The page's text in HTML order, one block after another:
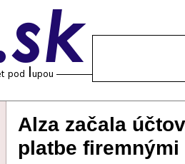
Alza začala
platbe